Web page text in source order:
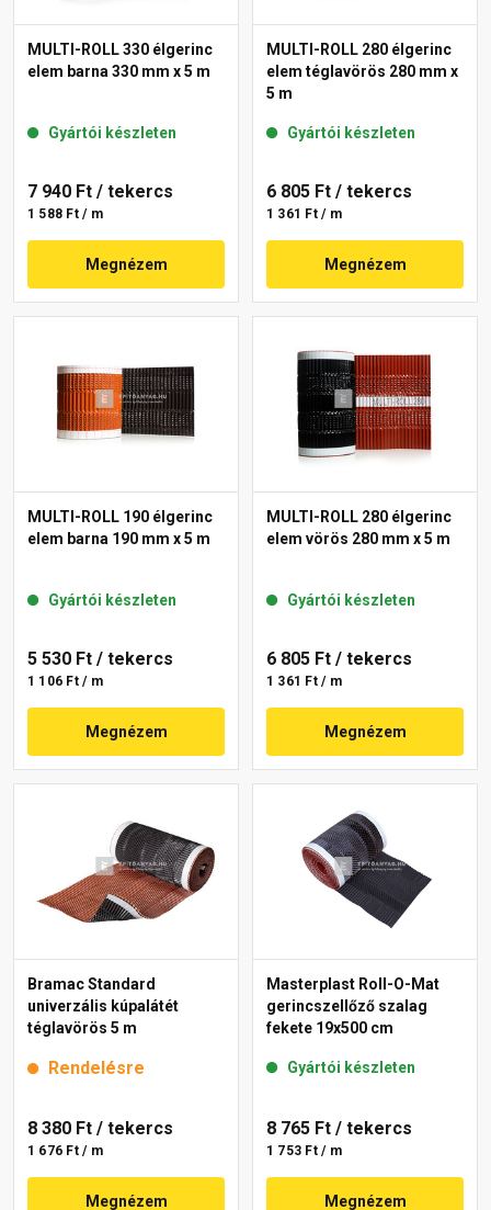
MULTI-ROLL 330 élgerinc
elem barna 330 mm x 5 m
Gyártói készleten
7 940 Ft / tekercs
1 588 Ft / m
Megnézem
MULTI-ROLL 280 élgerinc
elem téglavörös 280 mm x
5 m
Gyártói készleten
6 805 Ft / tekercs
1 361 Ft / m
Megnézem
MULTI-ROLL 190 élgerinc
elem barna 190 mm x 5 m
Gyártói készleten
5 530 Ft / tekercs
1 106 Ft / m
Megnézem
MULTI-ROLL 280 élgerinc
elem vörös 280 mm x 5 m
Gyártói készleten
6 805 Ft / tekercs
1 361 Ft / m
Megnézem
Bramac Standard
univerzális kúpalátét
téglavörös 5 m
Rendelésre
8 380 Ft / tekercs
1 676 Ft / m
Megnézem
Masterplast Roll-O-Mat
gerincszellőző szalag
fekete 19x500 cm
Gyártói készleten
8 765 Ft / tekercs
1 753 Ft / m
Megnézem